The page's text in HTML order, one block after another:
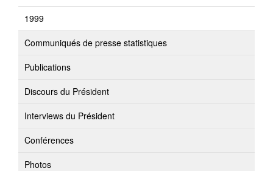
1999
Communiqués de presse statistiques
Publications
Discours du Président
Interviews du Président
Conférences
Photos